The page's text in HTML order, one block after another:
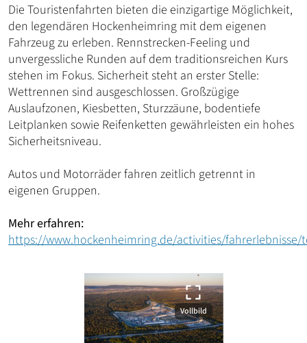
Die Touristenfahrten bieten die einzigartige Möglichkeit,
den legendären Hockenheimring mit dem eigenen
Fahrzeug zu erleben. Rennstrecken-Feeling und
unvergessliche Runden auf dem traditionsreichen Kurs
stehen im Fokus. Sicherheit steht an erster Stelle:
Wettrennen sind ausgeschlossen. Großzügige
Auslaufzonen, Kiesbetten, Sturzzäune, bodentiefe
Leitplanken sowie Reifenketten gewährleisten ein hohes
Sicherheitsniveau.
Autos und Motorräder fahren zeitlich getrennt in
eigenen Gruppen.
Mehr erfahren:
https://www.hockenheimring.de/activities/
Vollbild